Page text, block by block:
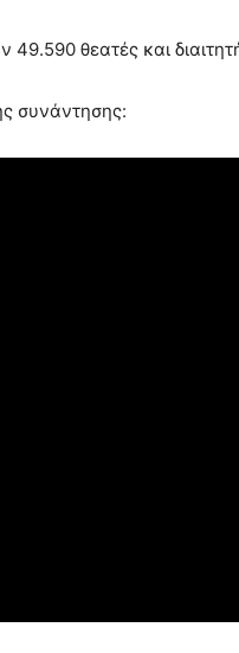
θεατές και
συνάντησης: